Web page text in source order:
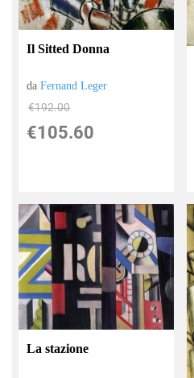
Il Sitted Donna
daFernand Leger
€192.00
€105.60
La stazione